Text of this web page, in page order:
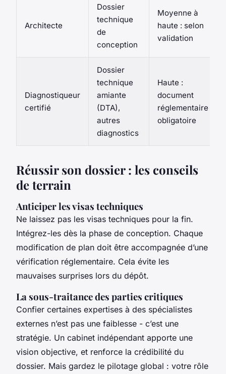
Architecte
Dossier
technique
de
conception
Moyenne à
haute : selon
validation
Diagnostiqueur
certifié
Dossier
technique
amiante
(DTA),
autres
diagnostics
Haute :
document
réglementaire
obligatoire
Réussir son dossier : les conseils
de terrain
Anticiper les visas techniques
Ne laissez pas les visas techniques pour la fin.
Intégrez-les dès la phase de conception. Chaque
modification de plan doit être accompagnée d’une
vérification réglementaire. Cela évite les
mauvaises surprises lors du dépôt.
La sous-traitance des parties critiques
Confier certaines expertises à des spécialistes
externes n’est pas une faiblesse - c’est une
stratégie. Un cabinet indépendant apporte une
vision objective, et renforce la crédibilité du
dossier. Mais gardez le pilotage global : votre rôle